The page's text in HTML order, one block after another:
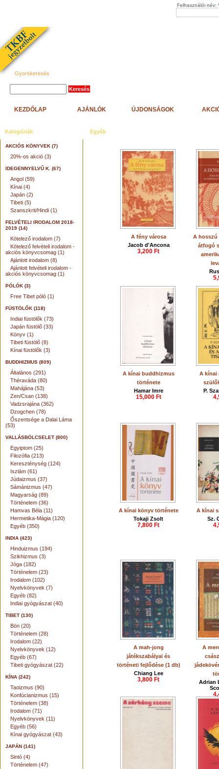
Felhasználói név:
Gyorskeresés
KEZDŐLAP AJÁNLÓK ÚJDONSÁGOK
Kategóriák
AKCIÓS KÖNYVEK (7)
20%-os akció (3)
IDEGENNYELVŰ K. (67)
Angol (59)
Kínai (4)
Japán (2)
Tibeti (5)
Szanszkrit/Hindi (1)
FELVÉTELI IRODALOM 2018-
2019 (14)
Kötelező irodalom (7)
Kötelező felvételi irodalom -
akciós könyvcsomag (1)
Ajánlott irodalom (8)
Ajánlott felvételi irodalom -
akciós könyvcsomag (1)
PÓLÓK (3)
Free Tibet póló (1)
FÜSTÖLŐK (118)
Indiai füstölők (73)
Japán füstölő (33)
Könyv (1)
Tibeti füstölő (8)
Kínai füstölők (3)
BUDDHIZMUS (809)
Általános (291)
Théraváda (80)
Mahájána (53)
Zen/Csan (138)
Vadzsrajána (362)
Dzogchen (78)
Őszentsége a Dalai Láma
(53)
VALLÁSBÖLCSELET (800)
Egyiptom (25)
Filozófia (213)
Kereszténység (124)
Iszlám (61)
Júdaizmus (37)
Sámánizmus (47)
Magyarság (89)
Történelem (36)
Hamvas Béla (11)
Hermetika-Mágia (120)
Egyéb (350)
INDIA (423)
Hinduizmus (194)
Szikhizmus (3)
Jóga (182)
Történelem (23)
Irodalom (102)
Nyelvkönyvek (7)
Egyéb (82)
Indiai gyógyászat (40)
TIBET (130)
Bön (20)
Történelem (28)
Irodalom (22)
Nyelvkönyvek (12)
Egyéb (67)
Tibeti gyógyászat (22)
KÍNA (242)
Taoizmus (90)
Konfúcianizmus (15)
Történelem (38)
Irodalom (71)
Nyelvkönyvek (11)
Egyéb (56)
Kínai gyógyászat (43)
JAPÁN (141)
Sintó (4)
Történelem (47)
Egyéb
A fény városa
Jacob d'Ancona
3,200 Ft
A hosszú
átfogó
A kínai buddhizmus
története
Hamar Imre
15,000 Ft
A kínai
P.
A kínai könyv története
Tokaji Zsolt
7,800 Ft
A kínai
Sz.
A mah-jong
játékszabályai és
történeti fejlődése (1 db)
Chiang Lee
3,800 Ft
A
Adrian